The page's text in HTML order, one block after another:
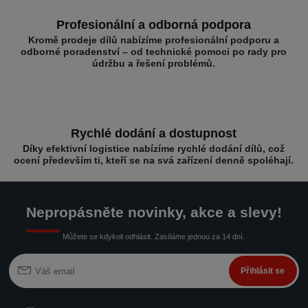
Profesionální a odborná podpora
Kromě prodeje dílů nabízíme profesionální podporu a
odborné poradenství – od technické pomoci po rady pro
údržbu a řešení problémů.
Rychlé dodání a dostupnost
Díky efektivní logistice nabízíme rychlé dodání dílů, což
ocení především ti, kteří se na svá zařízení denně spoléhají.
Nepropásněte novinky, akce a slevy!
Můžete se kdykoli odhlásit. Zasíláme jednou za 14 dní.
Přihlásit se